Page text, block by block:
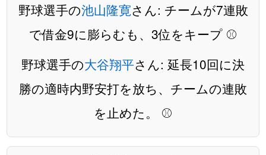
野球選手の池山隆寛さん: チームが7連敗
で借金9に膨らむも、3位をキープ ⚾️
野球選手の大谷翔平さん: 延長10回に決
勝の適時内野安打を放ち、チームの連敗
を止めた。 ⚾